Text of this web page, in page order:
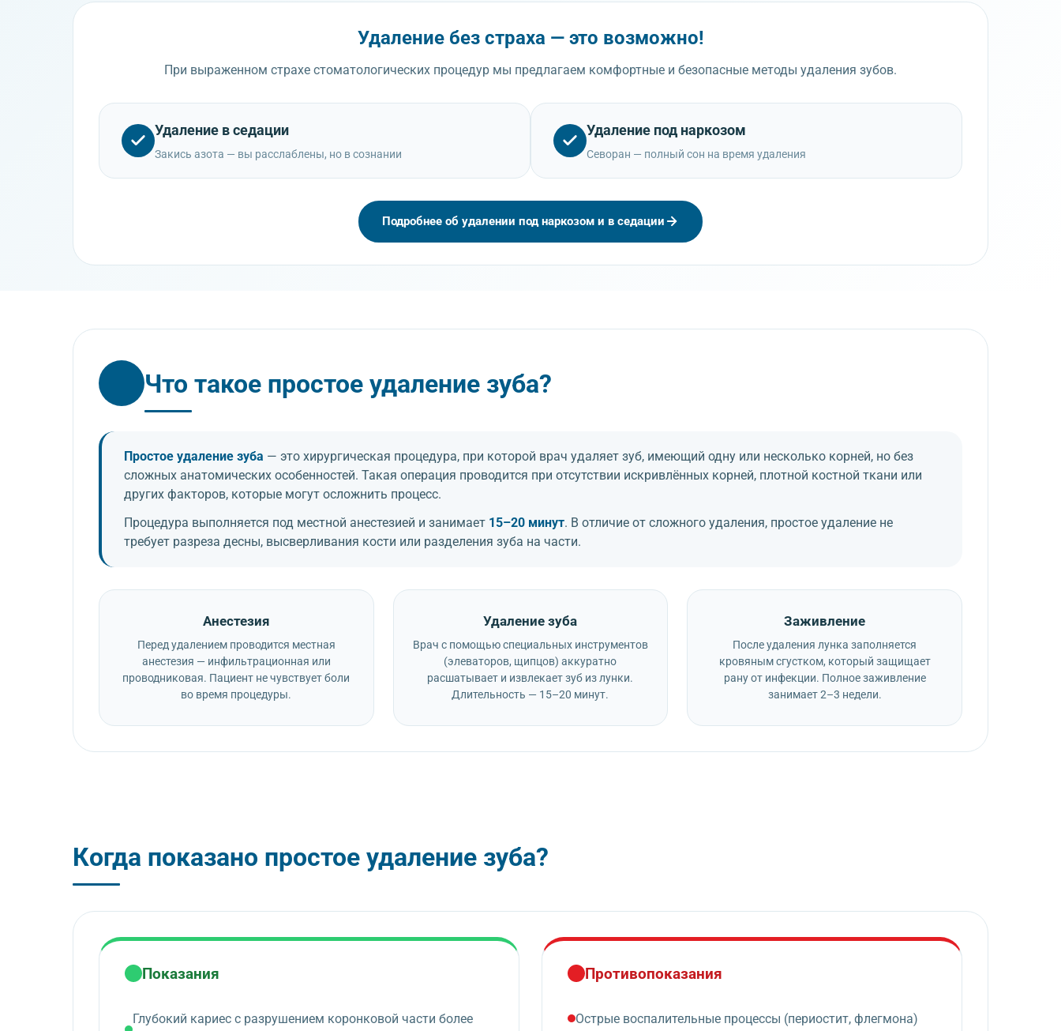
Удаление без страха — это возможно!
При выраженном страхе стоматологических процедур мы предлагаем комфортные и безопасные методы удаления зубов.
Удаление в седации
Закись азота — вы расслаблены, но в сознании
Удаление под наркозом
Севоран — полный сон на время удаления
Подробнее об удалении под наркозом и в седации
Что такое простое удаление зуба?
Простое удаление зуба — это хирургическая процедура, при которой врач удаляет зуб, имеющий одну или несколько корней, но без
сложных анатомических особенностей. Такая операция проводится при отсутствии искривлённых корней, плотной костной ткани или
других факторов, которые могут осложнить процесс.
Процедура выполняется под местной анестезией и занимает 15–20 минут. В отличие от сложного удаления, простое удаление не
требует разреза десны, высверливания кости или разделения зуба на части.
Анестезия
Перед удалением проводится местная
анестезия — инфильтрационная или
проводниковая. Пациент не чувствует боли
во время процедуры.
Удаление зуба
Врач с помощью специальных инструментов
(элеваторов, щипцов) аккуратно
расшатывает и извлекает зуб из лунки.
Длительность — 15–20 минут.
Заживление
После удаления лунка заполняется
кровяным сгустком, который защищает
рану от инфекции. Полное заживление
занимает 2–3 недели.
Когда показано простое удаление зуба?
Показания
Глубокий кариес с разрушением коронковой части более
Противопоказания
Острые воспалительные процессы (периостит, флегмона)